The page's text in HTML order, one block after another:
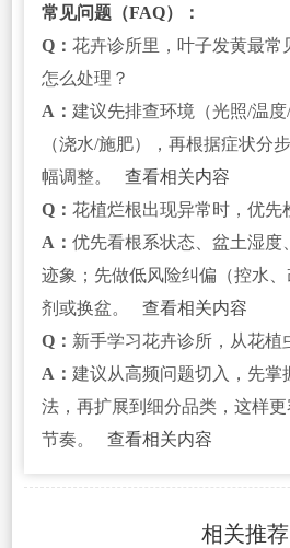
常见问题（FAQ）：
Q： 花卉诊所里，叶子发黄最常
怎么处理？
A： 建议先排查环境（光照/温
（浇水/施肥），再根据症状分
幅调整。
查看相关内容
Q： 花植烂根出现异常时，优先
A： 优先看根系状态、盆土湿度
迹象；先做低风险纠偏（控水
剂或换盆。
查看相关内容
Q： 新手学习花卉诊所，从花植
A： 建议从高频问题切入，先掌
法，再扩展到细分品类，这样
节奏。
查看相关内容
相关推荐